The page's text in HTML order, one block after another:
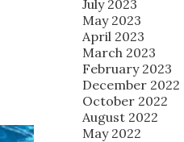
July 2023
May 2023
April 2023
March 2023
February 2023
December 2022
October 2022
August 2022
May 2022